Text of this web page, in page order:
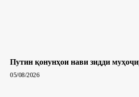
Путин қонунҳои нави зидди
05/08/2026